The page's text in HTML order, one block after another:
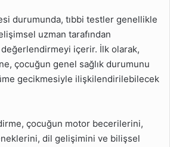
durumunda, tıbbi testler genellikle
uzman tarafından
içerir. İlk olarak,
çocuğun genel sağlık durumunu
gecikmesiyle ilişkilendirilebilecek
çocuğun motor becerilerini,
dil gelişimini ve bilişsel